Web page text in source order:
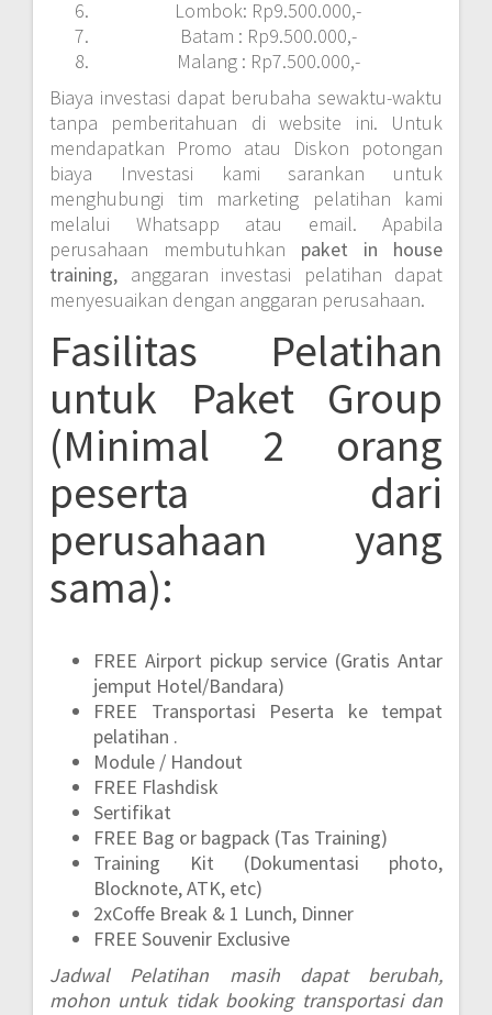
Lombok: Rp9.500.000,-
Batam : Rp9.500.000,-
Malang : Rp7.500.000,-
Biaya investasi dapat berubaha sewaktu-waktu
tanpa pemberitahuan di website ini. Untuk
mendapatkan Promo atau Diskon potongan
biaya Investasi kami sarankan untuk
menghubungi tim marketing pelatihan kami
melalui Whatsapp atau email. Apabila
perusahaan membutuhkan paket in house
training, anggaran investasi pelatihan dapat
menyesuaikan dengan anggaran perusahaan.
Fasilitas Pelatihan
untuk Paket Group
(Minimal 2 orang
peserta dari
perusahaan yang
sama):
FREE Airport pickup service (Gratis Antar
jemput Hotel/Bandara)
FREE Transportasi Peserta ke tempat
pelatihan .
Module / Handout
FREE Flashdisk
Sertifikat
FREE Bag or bagpack (Tas Training)
Training Kit (Dokumentasi photo,
Blocknote, ATK, etc)
2xCoffe Break & 1 Lunch, Dinner
FREE Souvenir Exclusive
Jadwal Pelatihan masih dapat berubah,
mohon untuk tidak booking transportasi dan